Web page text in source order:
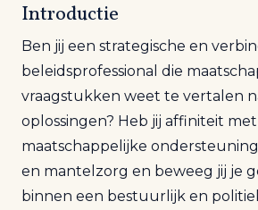
Introductie
Ben jij een strategische en
beleidsprofessional die
vraagstukken weet te vertalen
oplossingen? Heb jij affiniteit
maatschappelijke
en mantelzorg en beweeg jij je
binnen een bestuurlijk en